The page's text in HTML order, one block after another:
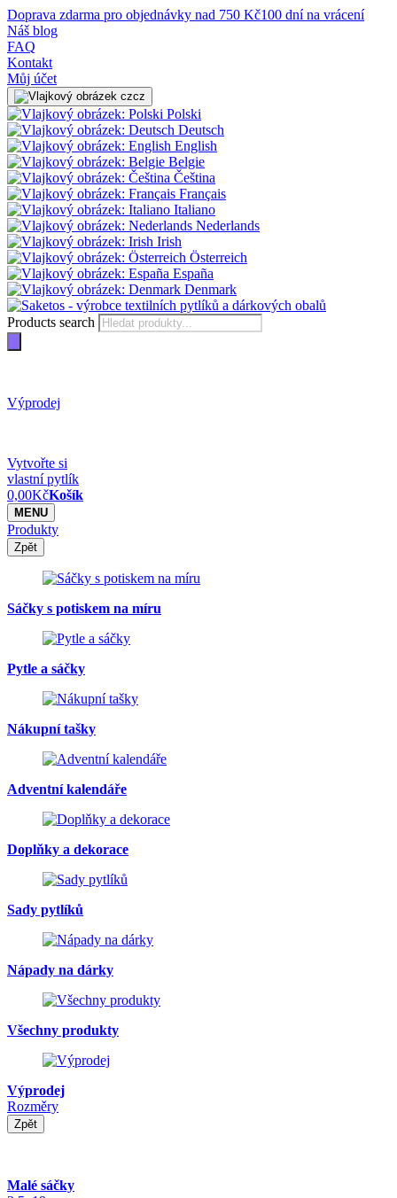
Doprava zdarma pro objednávky nad 750 Kč100 dní na vrácení
Náš blog
FAQ
Kontakt
Můj účet
cz
Polski
Deutsch
English
Belgie
Čeština
Français
Italiano
Nederlands
Irish
Österreich
España
Denmark
Products search
Výprodej
Vytvořte si
vlastní pytlík
0,00KčKošík
MENU
Produkty
Zpět
Sáčky s potiskem na míru
Pytle a sáčky
Nákupní tašky
Adventní kalendáře
Doplňky a dekorace
Sady pytlíků
Nápady na dárky
Všechny produkty
Výprodej
Rozměry
Zpět
Malé sáčky